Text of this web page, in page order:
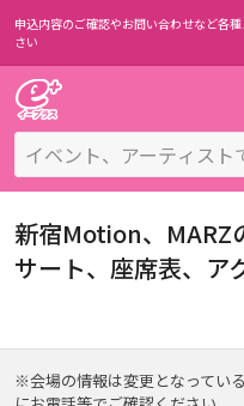
申込内容のご確認やお問い合わせなど各種
さい
新宿Motion、MARZ
サート、座席表、ア
※会場の情報は変更となってい